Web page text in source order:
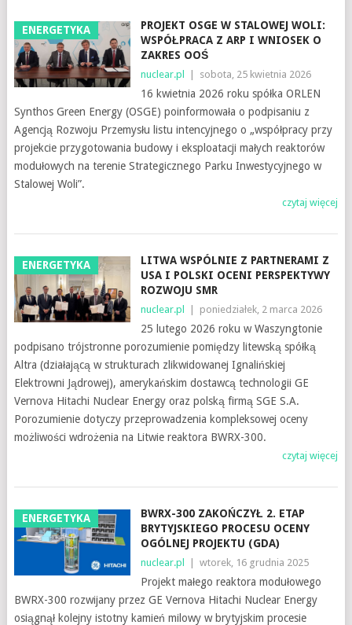
ENERGETYKA
PROJEKT OSGE W STALOWEJ WOLI:
WSPÓŁPRACA Z ARP I WNIOSEK O
ZAKRES OOŚ
nuclear.pl sobota, 25 kwietnia 2026
16 kwietnia 2026 roku spółka ORLEN
Synthos Green Energy (OSGE) poinformowała o podpisaniu z
Agencją Rozwoju Przemysłu listu intencyjnego o „współpracy przy
projekcie przygotowania budowy i eksploatacji małych reaktorów
modułowych na terenie Strategicznego Parku Inwestycyjnego w
Stalowej Woli”.
czytaj więcej
ENERGETYKA
LITWA WSPÓLNIE Z PARTNERAMI Z
USA I POLSKI OCENI PERSPEKTYWY
ROZWOJU SMR
nuclear.pl poniedziałek, 2 marca 2026
25 lutego 2026 roku w Waszyngtonie
podpisano trójstronne porozumienie pomiędzy litewską spółką
Altra (działającą w strukturach zlikwidowanej Ignalińskiej
Elektrowni Jądrowej), amerykańskim dostawcą technologii GE
Vernova Hitachi Nuclear Energy oraz polską firmą SGE S.A.
Porozumienie dotyczy przeprowadzenia kompleksowej oceny
możliwości wdrożenia na Litwie reaktora BWRX-300.
czytaj więcej
ENERGETYKA
BWRX-300 ZAKOŃCZYŁ 2. ETAP
BRYTYJSKIEGO PROCESU OCENY
OGÓLNEJ PROJEKTU (GDA)
nuclear.pl wtorek, 16 grudnia 2025
Projekt małego reaktora modułowego
BWRX-300 rozwijany przez GE Vernova Hitachi Nuclear Energy
osiągnął kolejny istotny kamień milowy w brytyjskim procesie